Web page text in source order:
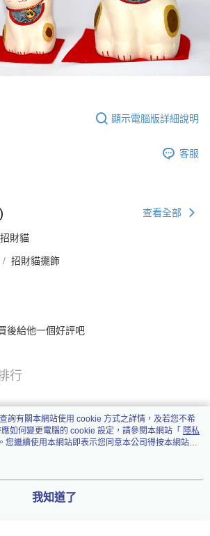
顯示電腦版詳細說明
客服
查看全部
財貓
招財貓擺飾
後給他一個好評吧
行
詢有關本網站使用 cookie 方式之詳情，及若您不希
如何變更電腦的 cookie 設定，請參閱本網站「 隱私
您繼續使用本網站即表示您同意本公司得按本網站使
cookie。
我知道了